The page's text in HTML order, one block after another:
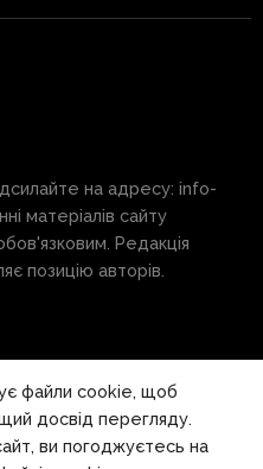
на адресу: info-
матеріалів сайту
Редакція
позицію авторів.
файли cookie, щоб
досвід перегляду.
ви погоджуєтесь на